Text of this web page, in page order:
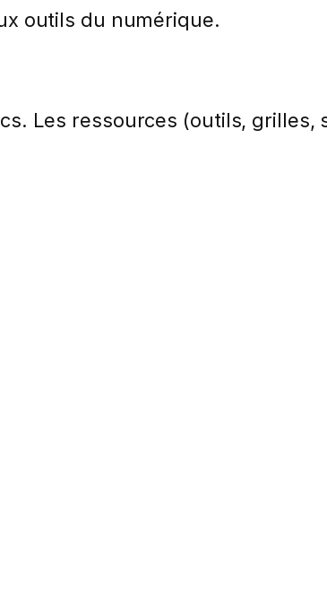
outils du numérique.
Les ressources (outils, grilles,